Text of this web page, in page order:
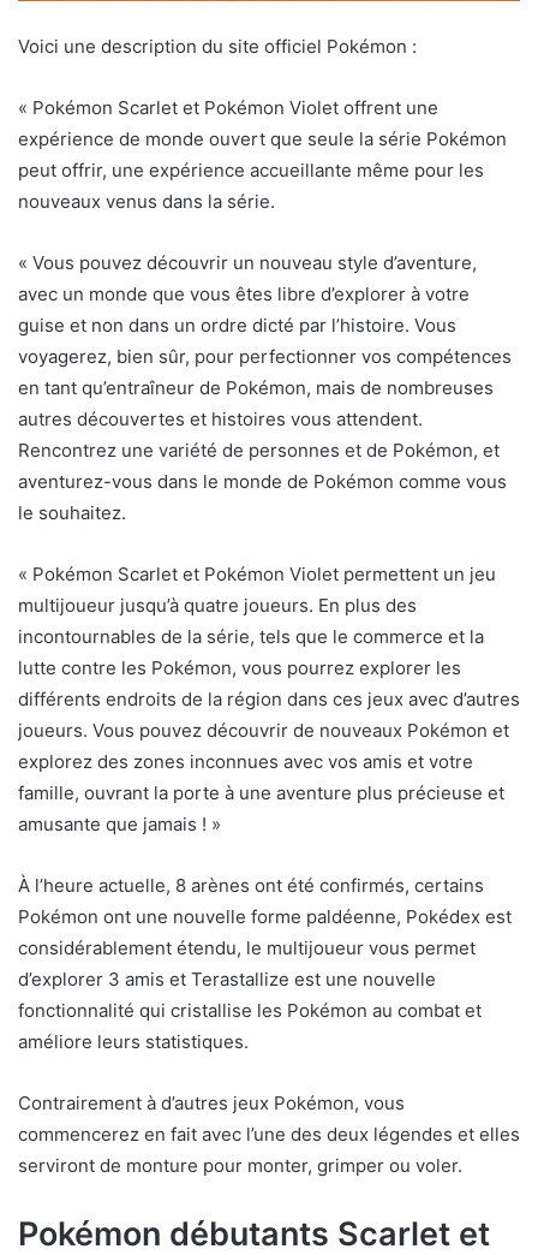
Voici une description du site officiel Pokémon :
« Pokémon Scarlet et Pokémon Violet offrent une
expérience de monde ouvert que seule la série Pokémon
peut offrir, une expérience accueillante même pour les
nouveaux venus dans la série.
« Vous pouvez découvrir un nouveau style d’aventure,
avec un monde que vous êtes libre d’explorer à votre
guise et non dans un ordre dicté par l’histoire. Vous
voyagerez, bien sûr, pour perfectionner vos compétences
en tant qu’entraîneur de Pokémon, mais de nombreuses
autres découvertes et histoires vous attendent.
Rencontrez une variété de personnes et de Pokémon, et
aventurez-vous dans le monde de Pokémon comme vous
le souhaitez.
« Pokémon Scarlet et Pokémon Violet permettent un jeu
multijoueur jusqu’à quatre joueurs. En plus des
incontournables de la série, tels que le commerce et la
lutte contre les Pokémon, vous pourrez explorer les
différents endroits de la région dans ces jeux avec d’autres
joueurs. Vous pouvez découvrir de nouveaux Pokémon et
explorez des zones inconnues avec vos amis et votre
famille, ouvrant la porte à une aventure plus précieuse et
amusante que jamais ! »
À l’heure actuelle, 8 arènes ont été confirmés, certains
Pokémon ont une nouvelle forme paldéenne, Pokédex est
considérablement étendu, le multijoueur vous permet
d’explorer 3 amis et Terastallize est une nouvelle
fonctionnalité qui cristallise les Pokémon au combat et
améliore leurs statistiques.
Contrairement à d’autres jeux Pokémon, vous
commencerez en fait avec l’une des deux légendes et elles
serviront de monture pour monter, grimper ou voler.
Pokémon débutants Scarlet et